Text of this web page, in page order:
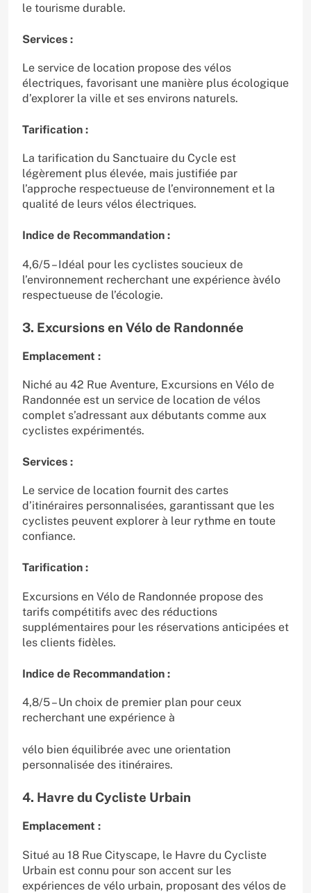
le tourisme durable.
Services :
Le service de location propose des vélos
électriques, favorisant une manière plus écologique
d’explorer la ville et ses environs naturels.
Tarification :
La tarification du Sanctuaire du Cycle est
légèrement plus élevée, mais justifiée par
l’approche respectueuse de l’environnement et la
qualité de leurs vélos électriques.
Indice de Recommandation :
4,6/5 – Idéal pour les cyclistes soucieux de
l’environnement recherchant une expérience àvélo
respectueuse de l’écologie.
3. Excursions en Vélo de Randonnée
Emplacement :
Niché au 42 Rue Aventure, Excursions en Vélo de
Randonnée est un service de location de vélos
complet s’adressant aux débutants comme aux
cyclistes expérimentés.
Services :
Le service de location fournit des cartes
d’itinéraires personnalisées, garantissant que les
cyclistes peuvent explorer à leur rythme en toute
confiance.
Tarification :
Excursions en Vélo de Randonnée propose des
tarifs compétitifs avec des réductions
supplémentaires pour les réservations anticipées et
les clients fidèles.
Indice de Recommandation :
4,8/5 – Un choix de premier plan pour ceux
recherchant une expérience à
vélo bien équilibrée avec une orientation
personnalisée des itinéraires.
4. Havre du Cycliste Urbain
Emplacement :
Situé au 18 Rue Cityscape, le Havre du Cycliste
Urbain est connu pour son accent sur les
expériences de vélo urbain, proposant des vélos de